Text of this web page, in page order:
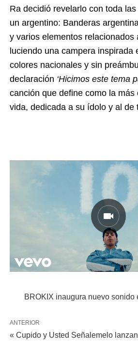
Ra decidió revelarlo con toda
un argentino: Banderas
y varios elementos relacionados
luciendo una campera inspirada
colores nacionales y sin
declaración ‘Hicimos este tema
canción que define como la más
vida, dedicada a su ídolo y al de
BROKIX inaugura nuevo sonido
ANTERIOR
« Cupido y Usted Señalemelo